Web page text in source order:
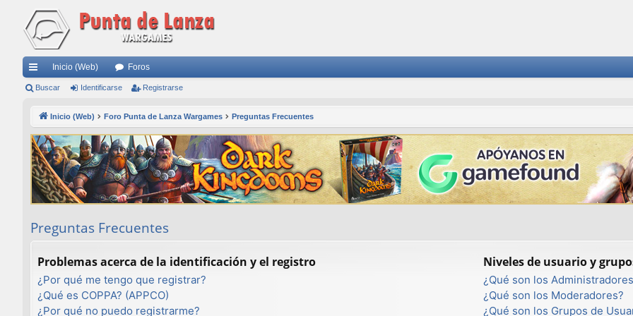
nl
rá
pi
do
Inicio (Web) Foros
Buscar Identificarse Registrarse
Inicio (Web) Foro Punta de Lanza Wargames Preguntas Frecuentes
Preguntas Frecuentes
Problemas acerca de la identificación y el registro
¿Por qué me tengo que registrar?
¿Qué es COPPA? (APPCO)
¿Por qué no puedo registrarme?
Niveles de usuario y
¿Qué son los
¿Qué son los Moderadores?
¿Qué son los Grupos de